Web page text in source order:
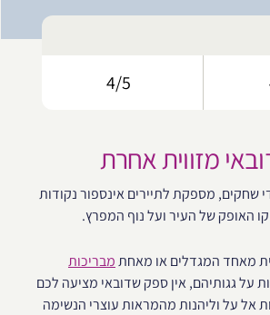
4/5
מזווית אחרת
שחקים, מספקת לתיירים אינספור נקודות
האופק של העיר ועל נוף המפרץ.
מאחד המגדלים או מאחתמבריכות
על גגותיהם, אין ספק שדובאי מציעה לכם
אל על וליהנות מהמראות עוצרי הנשימה